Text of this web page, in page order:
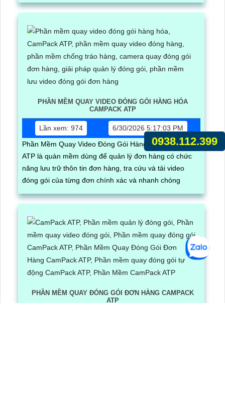
PHẦN MỀM QUAY VIDEO ĐÓNG GÓI HÀNG HÓA
CAMPACK ATP
Lần xem: 974
6/30/2026 5:17:03 PM
Phần Mềm Quay Video Đóng Gói Hàng Hóa CamPack
ATP là quàn mềm dùng để quản lý đơn hàng có chức
năng lưu trữ thôn tin đơn hàng, tra cứu và tải video
đóng gói của từng đơn chính xác và nhanh chóng
PHẦN MỀM QUAY ĐÓNG GÓI ĐƠN HÀNG CAMPACK
ATP
0938.112.399